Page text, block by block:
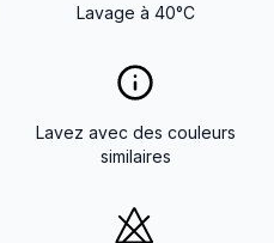
Lavage à 40°C
Lavez avec des couleurs
similaires